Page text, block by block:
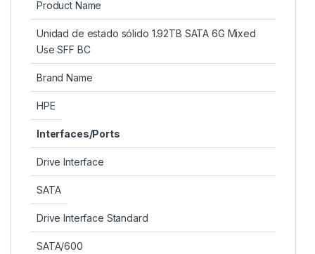
Product Name
Unidad de estado sólido 1.92TB SATA 6G Mixed
Use SFF BC
Brand Name
HPE
Interfaces/Ports
Drive Interface
SATA
Drive Interface Standard
SATA/600